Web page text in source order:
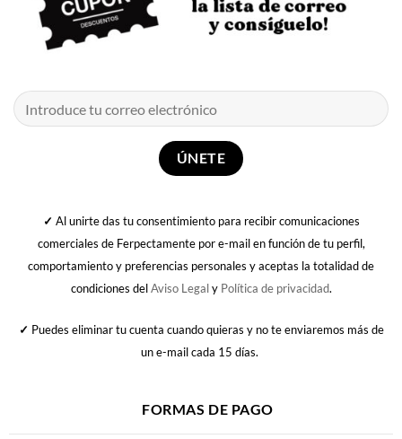
✓ Al unirte das tu consentimiento para recibir comunicaciones
comerciales de Ferpectamente por e-mail en función de tu perfil,
comportamiento y preferencias personales y aceptas la totalidad de
condiciones delAviso Legaly Política de privacidad.
✓ Puedes eliminar tu cuenta cuando quieras y no te enviaremos más de
un e-mail cada 15 días.
FORMAS DE PAGO